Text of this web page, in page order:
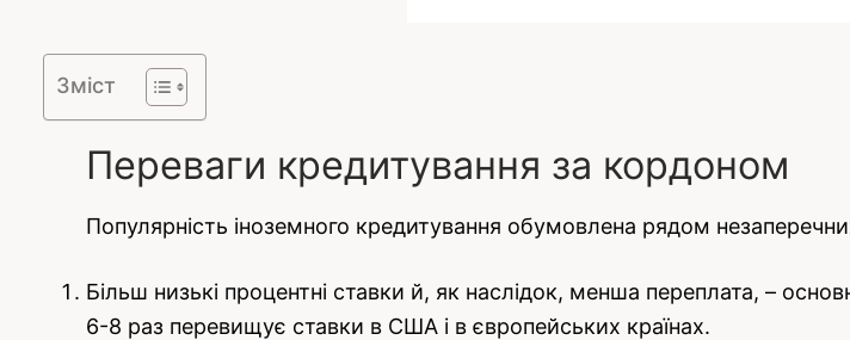
Зміст
Переваги кредитування за кордоном
Популярність іноземного кредитування обумовлена рядом
Більш низькі процентні ставки й, як наслідок, менша переплата, –
6-8 раз перевищує ставки в США і в європейських країнах.